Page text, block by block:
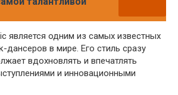
является одним из самых известных
дансеров в мире. Его стиль сразу
вдохновлять и впечатлять
и инновационными